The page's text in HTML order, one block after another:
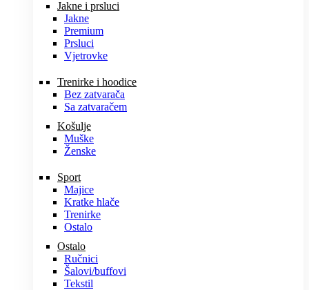
Jakne i prsluci
Jakne
Premium
Prsluci
Vjetrovke
Trenirke i hoodice
Bez zatvarača
Sa zatvaračem
Košulje
Muške
Ženske
Sport
Majice
Kratke hlače
Trenirke
Ostalo
Ostalo
Ručnici
Šalovi/buffovi
Tekstil